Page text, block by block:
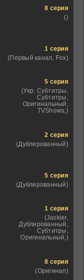
8 серия
()
1 серия
(Первый канал, Fox)
5 серия
(Укр. Субтитры,
Субтитры,
Оригинальный,
TVShows,)
2 серия
(Дублированный)
5 серия
(Дублированный)
1 серия
(Jaskier,
Дублированный,
Субтитры,
Оригинальный,)
8 серия
(Оригинал)